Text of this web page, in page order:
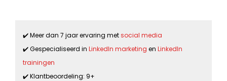
✔️ Meer dan 7 jaar ervaring metsocial media
✔️ Gespecialiseerd in LinkedIn marketing en LinkedIn
trainingen
✔️ Klantbeoordeling: 9+